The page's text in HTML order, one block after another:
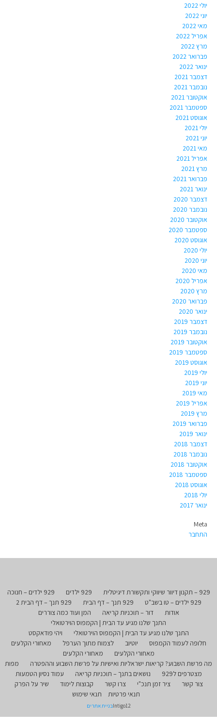
יולי 2022
יוני 2022
מאי 2022
אפריל 2022
מרץ 2022
פברואר 2022
ינואר 2022
דצמבר 2021
נובמבר 2021
אוקטובר 2021
ספטמבר 2021
אוגוסט 2021
יולי 2021
יוני 2021
מאי 2021
אפריל 2021
מרץ 2021
פברואר 2021
ינואר 2021
דצמבר 2020
נובמבר 2020
אוקטובר 2020
ספטמבר 2020
אוגוסט 2020
יולי 2020
יוני 2020
מאי 2020
אפריל 2020
מרץ 2020
פברואר 2020
ינואר 2020
דצמבר 2019
נובמבר 2019
אוקטובר 2019
ספטמבר 2019
אוגוסט 2019
יולי 2019
יוני 2019
מאי 2019
אפריל 2019
מרץ 2019
פברואר 2019
ינואר 2019
דצמבר 2018
נובמבר 2018
אוקטובר 2018
ספטמבר 2018
אוגוסט 2018
יולי 2018
ינואר 2017
Meta
התחבר
929 – תקנון דיוור שיווקי ותקשורת דיגיטלית 929 ילדים
929 ילדים – חנוכה
929 ילדים – טו בשב"ט
929 תנך – דף הבית
929 תנך – דף הבית 2
אודות
דור – תוכניות קריאה
המן ועוד כמה צוררים
התנך שלנו מגיע עד הבית | הקמפוס הוירטואלי
התנך שלנו מגיע עד הבית | הקמפוס הוירטואלי
ויהי פודאקסט
חלופה לעמוד הקמפוס
יוטיוב לצמוח מתוך הערפל
מאחורי הקלעים
מאחורי הקלעים
מאחורי הקלעים
מה פרשת השבוע? קריאות ישראליות ואישיות על פרשת השבוע וההפטרה
מפות
מצטרפים ל929
נושאים בתנך – תוכניות קריאה
עמוד נסיון הטמעות
צור קשר
ציר זמן תנכ"י צרו קשר קבוצות לימוד
שיר על הפרק
תנאי פרטיות
תנאי שימוש
Intigo12בניית אתרים